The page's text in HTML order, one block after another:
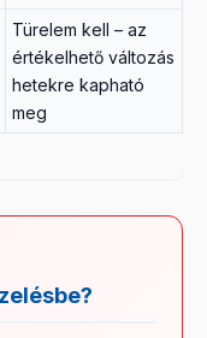
Türelem kell – az
értékelhető változás
hetekre kapható
meg